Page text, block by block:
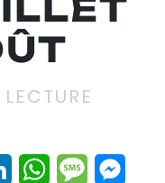
LinkedInWhatsApp